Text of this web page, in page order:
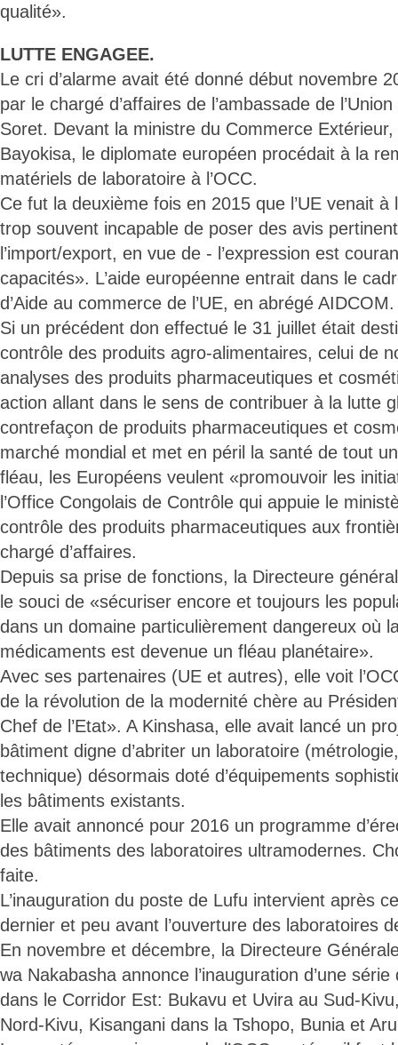
qualité».
LUTTE ENGAGEE.
Le cri d’alarme avait été donné début novembre
par le chargé d’affaires de l’ambassade de
Soret. Devant la ministre du Commerce
Bayokisa, le diplomate européen procédait à la
matériels de laboratoire à l’OCC.
Ce fut la deuxième fois en 2015 que l’UE venait à
trop souvent incapable de poser des avis
l’import/export, en vue de - l’expression est
capacités». L’aide européenne entrait dans le
d’Aide au commerce de l’UE, en abrégé AIDCOM.
Si un précédent don effectué le 31 juillet était
contrôle des produits agro-alimentaires, celui de
analyses des produits pharmaceutiques et
action allant dans le sens de contribuer à la lutte
contrefaçon de produits pharmaceutiques et
marché mondial et met en péril la santé de tout
fléau, les Européens veulent «promouvoir les
l’Office Congolais de Contrôle qui appuie le
contrôle des produits pharmaceutiques aux
chargé d’affaires.
Depuis sa prise de fonctions, la Directeure
le souci de «sécuriser encore et toujours les
dans un domaine particulièrement dangereux où
médicaments est devenue un fléau planétaire».
Avec ses partenaires (UE et autres), elle voit
de la révolution de la modernité chère au
Chef de l’Etat». A Kinshasa, elle avait lancé un
bâtiment digne d’abriter un laboratoire
technique) désormais doté d’équipements
les bâtiments existants.
Elle avait annoncé pour 2016 un programme
des bâtiments des laboratoires ultramodernes.
faite.
L’inauguration du poste de Lufu intervient après
dernier et peu avant l’ouverture des laboratoires
En novembre et décembre, la Directeure
wa Nakabasha annonce l’inauguration d’une série
dans le Corridor Est: Bukavu et Uvira au Sud-
Nord-Kivu, Kisangani dans la Tshopo, Bunia et